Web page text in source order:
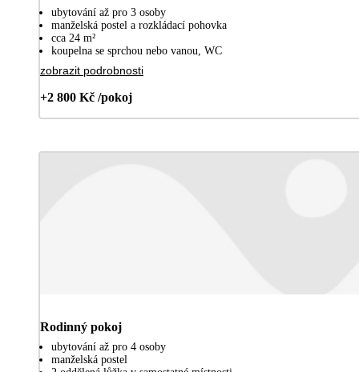
ubytování až pro 3 osoby
manželská postel a rozkládací pohovka
cca 24 m²
koupelna se sprchou nebo vanou, WC
zobrazit podrobnosti
+2 800 Kč /pokoj
Rodinný pokoj
ubytování až pro 4 osoby
manželská postel